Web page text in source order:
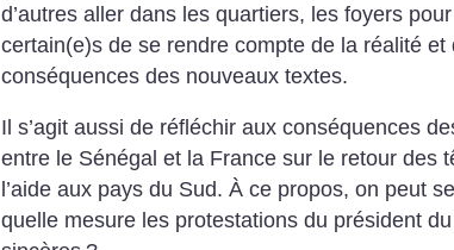
d’autres aller dans les quartiers, les foyers
certain(e)s de se rendre compte de la réalité et
conséquences des nouveaux textes.
Il s’agit aussi de réfléchir aux conséquences
entre le Sénégal et la France sur le retour des
l’aide aux pays du Sud. À ce propos, on peut
quelle mesure les protestations du président